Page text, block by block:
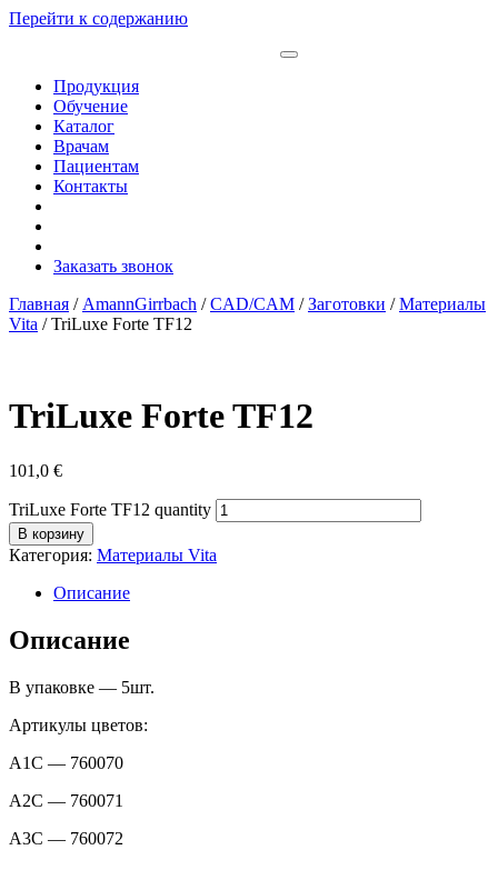
Перейти к содержанию
Продукция
Обучение
Каталог
Врачам
Пациентам
Контакты
Заказать звонок
Главная / AmannGirrbach /CAD/CAM /Заготовки /Материалы
Vita / TriLuxe Forte TF12
TriLuxe Forte TF12
101,0 €
TriLuxe Forte TF12 quantity
В корзину
Категория: Материалы Vita
Описание
Описание
В упаковке — 5шт.
Артикулы цветов:
A1C — 760070
A2C — 760071
A3C — 760072